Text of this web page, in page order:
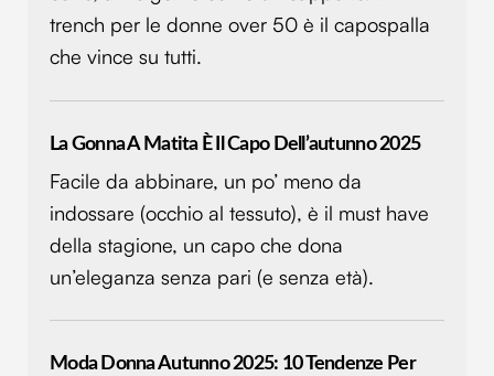
raccolto dal tuo utilizzo dei loro servizi.
trench per le donne over 50 è il capospalla
che vince su tutti.
La Gonna A Matita È Il Capo Dell’autunno 2025
Facile da abbinare, un po’ meno da
indossare (occhio al tessuto), è il must have
della stagione, un capo che dona
un’eleganza senza pari (e senza età).
Moda Donna Autunno 2025: 10 Tendenze Per